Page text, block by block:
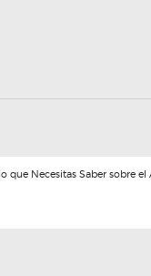
que Necesitas Saber sobre